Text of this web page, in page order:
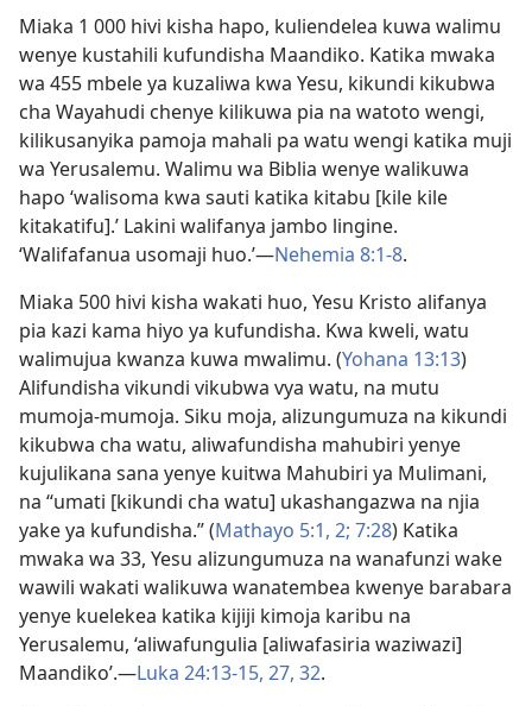
Miaka 1 000 hivi kisha hapo, kuliendelea kuwa walimu
wenye kustahili kufundisha Maandiko. Katika mwaka
wa 455 mbele ya kuzaliwa kwa Yesu, kikundi kikubwa
cha Wayahudi chenye kilikuwa pia na watoto wengi,
kilikusanyika pamoja mahali pa watu wengi katika muji
wa Yerusalemu. Walimu wa Biblia wenye walikuwa
hapo ‘walisoma kwa sauti katika kitabu [kile kile
kitakatifu].’ Lakini walifanya jambo lingine.
‘Walifafanua usomaji huo.’—Nehemia 8:1-8.
Miaka 500 hivi kisha wakati huo, Yesu Kristo alifanya
pia kazi kama hiyo ya kufundisha. Kwa kweli, watu
walimujua kwanza kuwa mwalimu. (Yohana 13:13)
Alifundisha vikundi vikubwa vya watu, na mutu
mumoja-mumoja. Siku moja, alizungumuza na kikundi
kikubwa cha watu, aliwafundisha mahubiri yenye
kujulikana sana yenye kuitwa Mahubiri ya Mulimani,
na “umati [kikundi cha watu] ukashangazwa na njia
yake ya kufundisha.” (Mathayo 5:1, 2; 7:28) Katika
mwaka wa 33, Yesu alizungumuza na wanafunzi wake
wawili wakati walikuwa wanatembea kwenye barabara
yenye kuelekea katika kijiji kimoja karibu na
Yerusalemu, ‘aliwafungulia [aliwafasiria waziwazi]
Maandiko’.—Luka 24:13-15, 27, 32.